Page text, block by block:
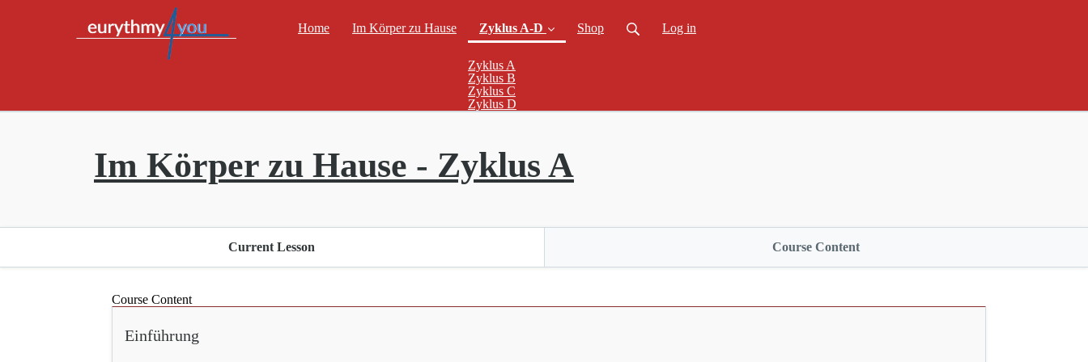
Home Im Körper zu Hause Zyklus A-D
Zyklus A
Zyklus B
Zyklus C
Zyklus D
Shop Log in
Im Körper zu Hause - Zyklus A
Current Lesson Course Content
Course Content
Einführung